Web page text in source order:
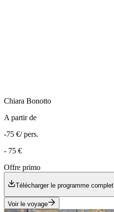
Chiara Bonotto
A partir de
-75 €/ pers.
- 75 €
Offre primo
Télécharger le programme complet
Voir le voyage